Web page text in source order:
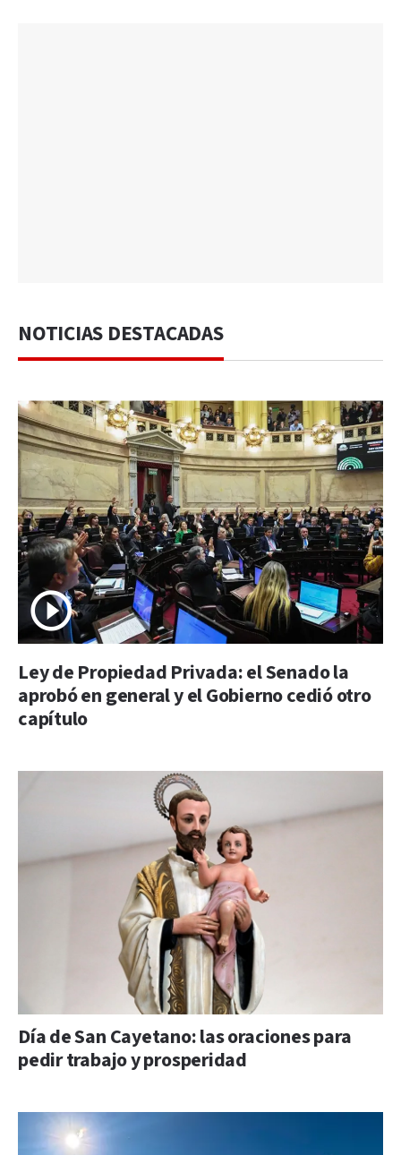
NOTICIAS DESTACADAS
Ley de Propiedad Privada: el Senado la
aprobó en general y el Gobierno cedió otro
capítulo
Día de San Cayetano: las oraciones para
pedir trabajo y prosperidad